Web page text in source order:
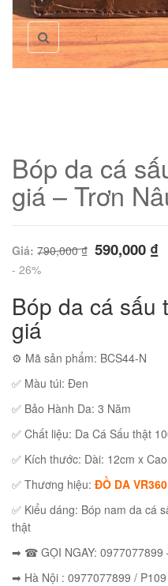
Bóp da cá
giá – Trơn
Giá: 790,000₫ 590,000 ₫
- 26%
Bóp da cá sấu
giá
⚙ Mã sản phẩm: BCS44-N
✅ Màu túi: Đen
✅ Bảo Hành Da: 3 Năm
✅ Chất liệu: Da Cá Sấu thật
✅ Kích thước: Dài: 12cm x
✅ Thương hiệu: ĐỒ DA VR360
✅ Kiểu dáng: Bóp nam da cá
thật
➡ ☎ GỌI NGAY: 0977077899
➡ Hà Nội : 0977077899 /